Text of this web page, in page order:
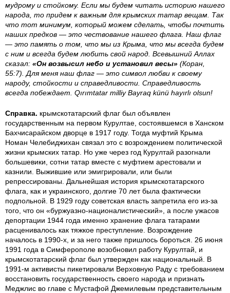
f
3
8
1
6
.
j
p
g
2
.
j
p
g
0
.
j
p
g
мудрому и стойкому. Если мы будем читать историю нашего
народа, то придем к важным для крымских татар вещам. Так
что тот минимум, который можем сделать, чтобы почтить
наших предков — это чествование нашего флага. Наш флаг
— это память о том, что мы из Крыма, что мы всегда будем
с ним и всегда будем любить свой народ. Всевышний Аллах
сказал: «Он возвысил небо и установил весы» (Коран,
55:7). Для меня наш флаг — это символ любви к своему
народу, стойкости и справедливости. Справедливость
всегда побеждает. Qırımtatar milliy Bayraq künü hayırlı olsun!
Справка. крымскотатарский флаг был объявлен
государственным на первом Курултае, состоявшемся в Ханском
Бахчисарайском дворце в 1917 году. Тогда муфтий Крыма
Номан Челебиджихан связал это с возрождением политической
жизни крымских татар. Но уже через год Курултай разогнали
большевики, сотни татар вместе с муфтием арестовали и
казнили. Выжившие или эмигрировали, или были
репрессированы. Дальнейшая история крымскотатарского
флага, как и украинского, долгие 70 лет была фактически
подпольной. В 1929 году советская власть запретила его из-за
того, что он «буржуазно-националистический», а после ужасов
депортации 1944 года именно хранение флага татарами
расценивалось как тяжкое преступление. Возрождение
началось в 1990-х, и за него также пришлось бороться. 26 июня
1991 года в Симферополе возобновил работу Курултай, и
крымскотатарский флаг был утвержден как национальный. В
1991-м активисты пикетировали Верховную Раду с требованием
восстановить государственность своего народа и признать
Меджлис во главе с Мустафой Джемилевым представительным